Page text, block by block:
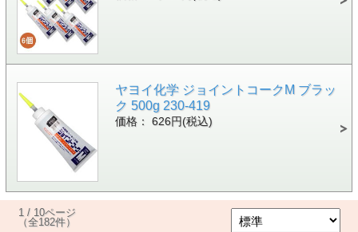
ヤヨイ化学 ジョイントコークM ブラッ
ク 500g 230-419
価格： 626円(税込)
1 / 10ページ
（全182件）